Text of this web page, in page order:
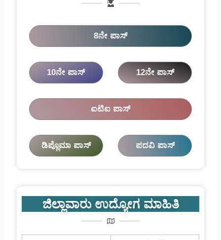
8ನೇ ಪಾಸ್
10ನೇ ಪಾಸ್ 12ನೇ ಪಾಸ್
ಐಟಿಐ ಪಾಸ್
ಡಿಪ್ಲೊಮಾ ಪಾಸ್ ಪದವಿ ಪಾಸ್
ಜಿಲ್ಲಾವಾರು ಉದ್ಯೋಗ ಮಾಹಿತಿ